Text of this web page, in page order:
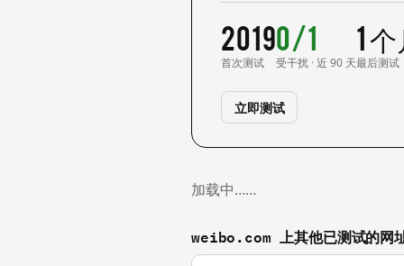
2019
首次测试
0/1
受干扰 · 近 90 天
1
最后测试
立即测试
加载中……
weibo.com 上其他已测试的网